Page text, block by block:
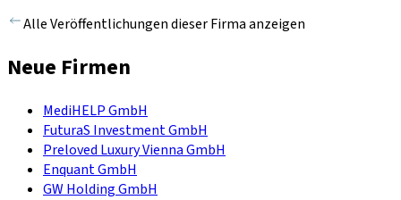
Alle Veröffentlichungen dieser Firma anzeigen
Neue Firmen
MediHELP GmbH
FuturaS Investment GmbH
Preloved Luxury Vienna GmbH
Enquant GmbH
GW Holding GmbH